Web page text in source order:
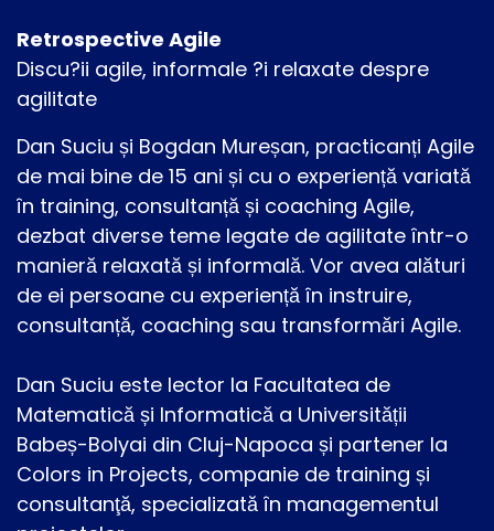
Retrospective Agile
Discu?ii agile, informale ?i relaxate despre
agilitate
Dan Suciu și Bogdan Mureșan, practicanți Agile
de mai bine de 15 ani și cu o experiență variată
în training, consultanță și coaching Agile,
dezbat diverse teme legate de agilitate într-o
manieră relaxată și informală. Vor avea alături
de ei persoane cu experiență în instruire,
consultanță, coaching sau transformări Agile.
Dan Suciu este lector la Facultatea de
Matematică și Informatică a Universității
Babeș-Bolyai din Cluj-Napoca și partener la
Colors in Projects, companie de training și
consultanţă, specializată în managementul